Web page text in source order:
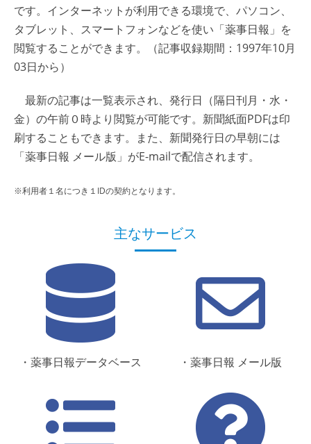
です。インターネットが利用できる環境で、パソコン、
タブレット、スマートフォンなどを使い「薬事日報」を
閲覧することができます。（記事収録期間：1997年10月
03日から）
最新の記事は一覧表示され、発行日（隔日刊月・水・
金）の午前０時より閲覧が可能です。新聞紙面PDFは印
刷することもできます。また、新聞発行日の早朝には
「薬事日報 メール版」がE-mailで配信されます。
※利用者１名につき１IDの契約となります。
主なサービス
・薬事日報データベース ・薬事日報 メール版